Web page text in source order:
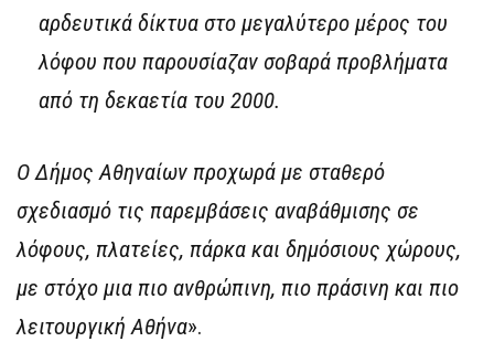
αρδευτικά δίκτυα στο μεγαλύτερο μέρος του
λόφου που παρουσίαζαν σοβαρά προβλήματα
από τη δεκαετία του 2000.
Ο Δήμος Αθηναίων προχωρά με σταθερό
σχεδιασμό τις παρεμβάσεις αναβάθμισης σε
λόφους, πλατείες, πάρκα και δημόσιους χώρους,
με στόχο μια πιο ανθρώπινη, πιο πράσινη και πιο
λειτουργική Αθήνα».